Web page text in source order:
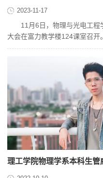
2023-11-17
11月6日，物理与光电工
大会在富力教学楼124课室召
各类奖项、荣誉称号，以及在...
理工学院物理学系本科生